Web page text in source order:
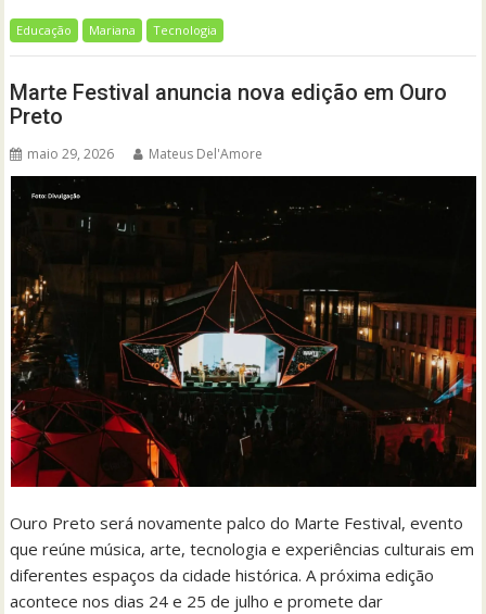
Educação Mariana Tecnologia
Marte Festival anuncia nova edição em Ouro
Preto
maio 29, 2026 Mateus Del'Amore
Ouro Preto será novamente palco do Marte Festival, evento
que reúne música, arte, tecnologia e experiências culturais em
diferentes espaços da cidade histórica. A próxima edição
acontece nos dias 24 e 25 de julho e promete dar